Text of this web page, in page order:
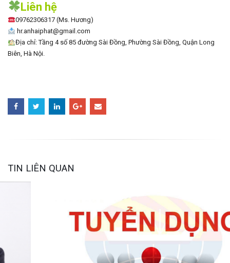
Liên hệ
09762306317 (Ms. Hương)
hr.anhaiphat@gmail.com
Địa chỉ: Tầng 4 số 85 đường Sài Đồng, Phường Sài Đồng, Quận Long
Biên, Hà Nội.
TIN LIÊN QUAN